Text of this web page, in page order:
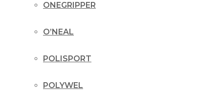
ONEGRIPPER
O’NEAL
POLISPORT
POLYWEL